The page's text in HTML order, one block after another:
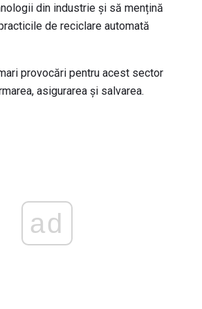
din industrie și să mențină
de reciclare automată
provocări pentru acest sector
asigurarea și salvarea.
ad